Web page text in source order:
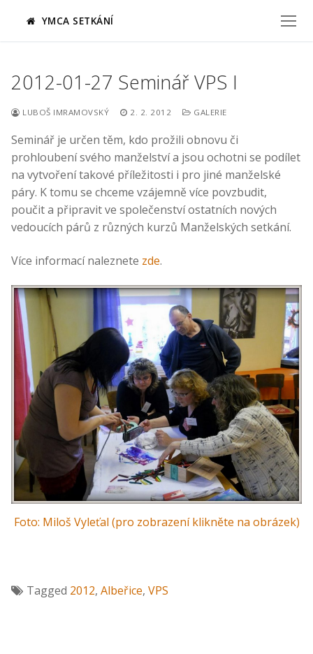
YMCA SETKÁNÍ
2012-01-27 Seminář VPS I
LUBOŠ IMRAMOVSKÝ 2. 2. 2012 GALERIE
Seminář je určen těm, kdo prožili obnovu či
prohloubení svého manželství a jsou ochotni se podílet
na vytvoření takové příležitosti i pro jiné manželské
páry. K tomu se chceme vzájemně více povzbudit,
poučit a připravit ve společenství ostatních nových
vedoucích párů z různých kurzů Manželských setkání.
Více informací naleznete zde.
Foto: Miloš Vyleťal (pro zobrazení klikněte na obrázek)
Tagged 2012, Albeřice, VPS